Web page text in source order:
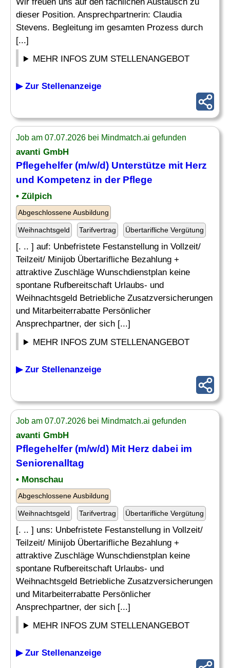
dieser Position. Ansprechpartnerin: Claudia
Stevens. Begleitung im gesamten Prozess durch
[...]
MEHR INFOS ZUM STELLENANGEBOT
▶ Zur Stellenanzeige
Job am 07.07.2026 bei Mindmatch.ai gefunden
avanti GmbH
Pflegehelfer (m/w/d) Unterstütze mit Herz
und Kompetenz in der Pflege
• Zülpich
Abgeschlossene Ausbildung
Weihnachtsgeld Tarifvertrag Übertarifliche Vergütung
[. .. ] auf: Unbefristete Festanstellung in Vollzeit/
Teilzeit/ Minijob Übertarifliche Bezahlung +
attraktive Zuschläge Wunschdienstplan keine
spontane Rufbereitschaft Urlaubs- und
Weihnachtsgeld Betriebliche Zusatzversicherungen
und Mitarbeiterrabatte Persönlicher
Ansprechpartner, der sich [...]
MEHR INFOS ZUM STELLENANGEBOT
▶ Zur Stellenanzeige
Job am 07.07.2026 bei Mindmatch.ai gefunden
avanti GmbH
Pflegehelfer (m/w/d) Mit Herz dabei im
Seniorenalltag
• Monschau
Abgeschlossene Ausbildung
Weihnachtsgeld Tarifvertrag Übertarifliche Vergütung
[. .. ] uns: Unbefristete Festanstellung in Vollzeit/
Teilzeit/ Minijob Übertarifliche Bezahlung +
attraktive Zuschläge Wunschdienstplan keine
spontane Rufbereitschaft Urlaubs- und
Weihnachtsgeld Betriebliche Zusatzversicherungen
und Mitarbeiterrabatte Persönlicher
Ansprechpartner, der sich [...]
MEHR INFOS ZUM STELLENANGEBOT
▶ Zur Stellenanzeige